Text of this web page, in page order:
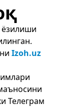
ёзилиши
Izoh.uz
Телеграм